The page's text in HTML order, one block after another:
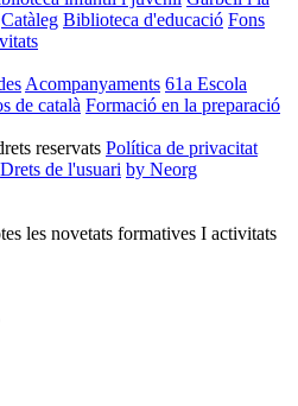
Catàleg Biblioteca d'educació Fons
Acompanyaments 61a Escola
de català Formació en la preparació
reservats Política de privacitat
Drets de l'usuari by Neorg
les novetats formatives I activitats